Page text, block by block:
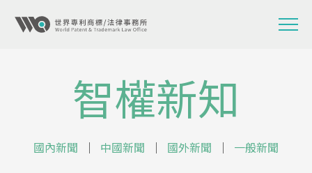
智權新知
國內新聞 │ 中國新聞 │ 國外新聞 │ 一般新聞